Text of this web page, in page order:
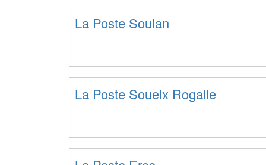
La Poste Soulan
La Poste Soueix Rogalle